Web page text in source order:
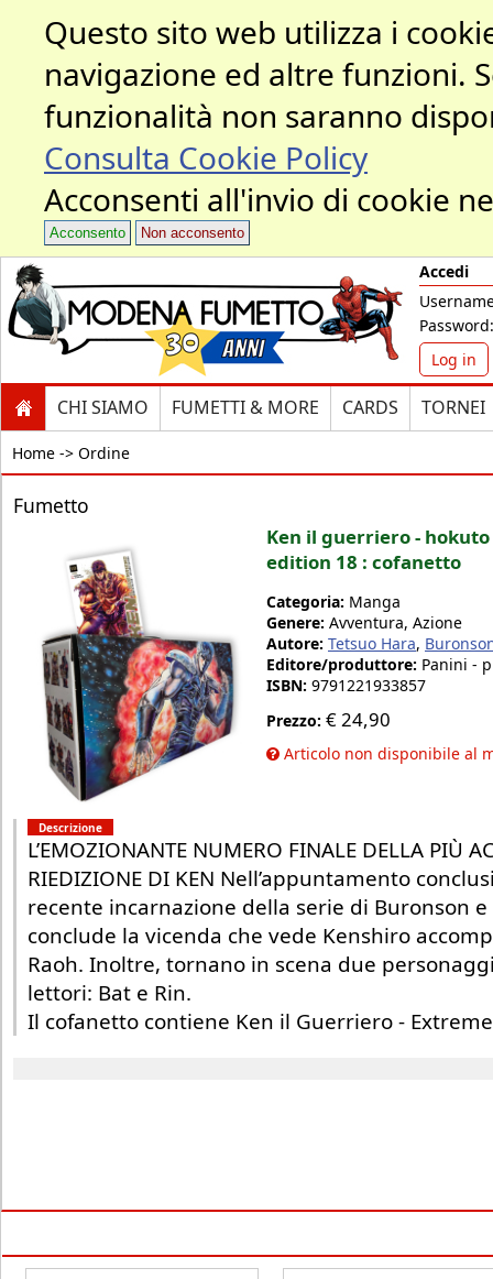
Questo sito web utilizza i
navigazione ed altre funzioni.
funzionalità non saranno
Consulta Cookie Policy
Acconsenti all'invio di cookie
Acconsento Non acconsento
Accedi
Password:
Log in
CHI SIAMO FUMETTI & MORE CARDS TORNEI
Home -> Ordine
Fumetto
Ken il guerriero -
edition 18 : cofanetto
Categoria: Manga
Genere: Avventura, Azione
Autore: Tetsuo Hara,
Editore/produttore: Panini -
ISBN: 9791221933857
Prezzo: €24,90
Articolo non disponibile al
Descrizione
L’EMOZIONANTE NUMERO FINALE DELLA PIÙ
RIEDIZIONE DI KEN Nell’appuntamento
recente incarnazione della serie di Buronson e
conclude la vicenda che vede Kenshiro
Raoh. Inoltre, tornano in scena due
lettori: Bat e Rin.
Il cofanetto contiene Ken il Guerriero -